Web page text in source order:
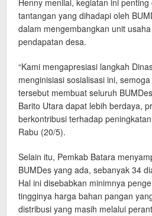
Henny menilai, kegiatan ini
tantangan yang dihadapi oleh
dalam mengembangkan unit
pendapatan desa.
“Kami mengapresiasi langkah
menginisiasi sosialisasi ini,
tersebut membuat seluruh
Barito Utara dapat lebih berdaya,
berkontribusi terhadap
Rabu (20/5).
Selain itu, Pemkab Batara
BUMDes yang ada, sebanyak 34
Hal ini disebabkan minimnya
tingginya harga bahan pangan
distribusi yang masih melalui